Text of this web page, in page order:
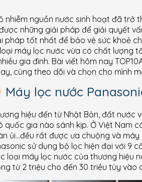
nhiễm nguồn nước sinh hoạt đã trở
những giải pháp để giải quyết
pháp tốt nhất để bảo vệ sức khoẻ
máy lọc nước vừa có chất lượng
gia đình. Bài viết hôm nay
cùng theo dõi và chọn cho mình
Máy lọc nước
hiệu đến từ Nhật Bản, đất nước
quốc gia nào sánh kịp. Ở Việt Nam
ủi…đều rất được ưa chuộng và
sử dụng bộ lọc hiện đại với 9
loại máy lọc nước của thương hiệu
từ 2 triệu cho đến 30 triều tùy vào